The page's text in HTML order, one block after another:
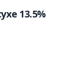
13.5%